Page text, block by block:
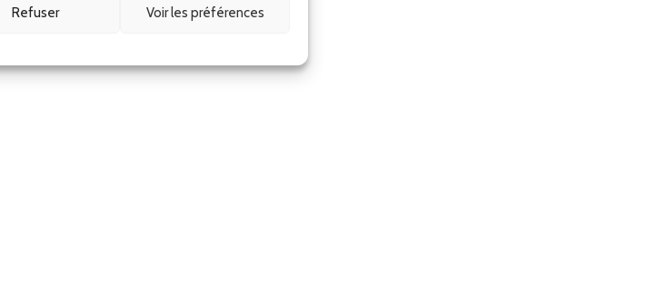
Refuser Voir les préférences